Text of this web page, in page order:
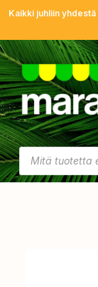
Kaikki juhliin